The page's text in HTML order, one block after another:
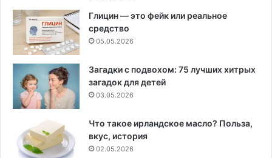
Глицин — это фейк или реальное
средство
05.05.2026
Загадки с подвохом: 75 лучших хитрых
загадок для детей
03.05.2026
Что такое ирландское масло? Польза,
вкус, история
02.05.2026